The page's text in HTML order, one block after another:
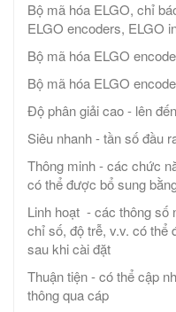
Bộ mã hóa ELGO, chỉ
ELGO encoders, ELGO
Bộ mã hóa ELGO
Bộ mã hóa ELGO
Độ phân giải cao - lên
Siêu nhanh - tần số đầu
Thông minh - các chức
có thể được bổ sung
Linh hoạt - các thông số
chỉ số, độ trễ, v.v. có thể
sau khi cài đặt
Thuận tiện - có thể cập
thông qua cáp